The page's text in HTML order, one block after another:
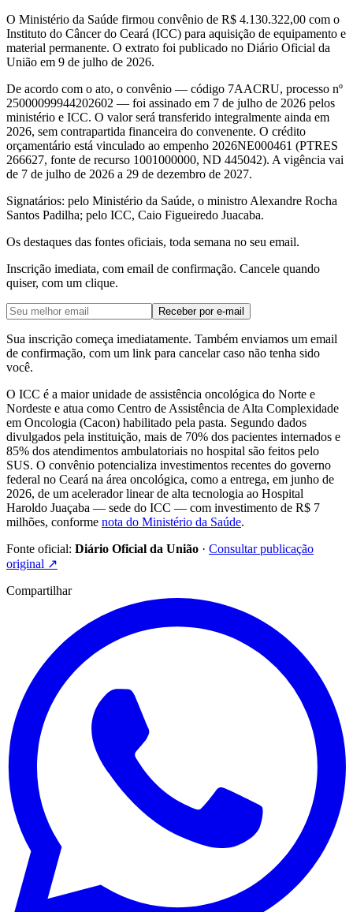
O Ministério da Saúde firmou convênio de R$ 4.130.322,00 com o
Instituto do Câncer do Ceará (ICC) para aquisição de equipamento e
material permanente. O extrato foi publicado no Diário Oficial da
União em 9 de julho de 2026.
De acordo com o ato, o convênio — código 7AACRU, processo nº
25000099944202602 — foi assinado em 7 de julho de 2026 pelos
ministério e ICC. O valor será transferido integralmente ainda em
2026, sem contrapartida financeira do convenente. O crédito
orçamentário está vinculado ao empenho 2026NE000461 (PTRES
266627, fonte de recurso 1001000000, ND 445042). A vigência vai
de 7 de julho de 2026 a 29 de dezembro de 2027.
Signatários: pelo Ministério da Saúde, o ministro Alexandre Rocha
Santos Padilha; pelo ICC, Caio Figueiredo Juacaba.
Os destaques das fontes oficiais, toda semana no seu email.
Inscrição imediata, com email de confirmação. Cancele quando
quiser, com um clique.
Receber por e-mail
Sua inscrição começa imediatamente. Também enviamos um email
de confirmação, com um link para cancelar caso não tenha sido
você.
O ICC é a maior unidade de assistência oncológica do Norte e
Nordeste e atua como Centro de Assistência de Alta Complexidade
em Oncologia (Cacon) habilitado pela pasta. Segundo dados
divulgados pela instituição, mais de 70% dos pacientes internados e
85% dos atendimentos ambulatoriais no hospital são feitos pelo
SUS. O convênio potencializa investimentos recentes do governo
federal no Ceará na área oncológica, como a entrega, em junho de
2026, de um acelerador linear de alta tecnologia ao Hospital
Haroldo Juaçaba — sede do ICC — com investimento de R$ 7
milhões, conforme nota do Ministério da Saúde.
Fonte oficial: Diário Oficial da União · Consultar publicação
original ↗
Compartilhar